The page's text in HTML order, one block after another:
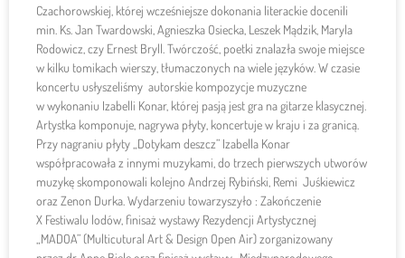
Czachorowskiej, której wcześniejsze dokonania literackie docenili
min. Ks. Jan Twardowski, Agnieszka Osiecka, Leszek Mądzik, Maryla
Rodowicz, czy Ernest Bryll. Twórczość, poetki znalazła swoje miejsce
w kilku tomikach wierszy, tłumaczonych na wiele języków. W czasie
koncertu usłyszeliśmy autorskie kompozycje muzyczne
w wykonaniu Izabelli Konar, której pasją jest gra na gitarze klasycznej.
Artystka komponuje, nagrywa płyty, koncertuje w kraju i za granicą.
Przy nagraniu płyty „Dotykam deszcz” Izabella Konar
współpracowała z innymi muzykami, do trzech pierwszych utworów
muzykę skomponowali kolejno Andrzej Rybiński, Remi Juśkiewicz
oraz Zenon Durka. Wydarzeniu towarzyszyło : Zakończenie
X Festiwalu lodów, finisaż wystawy Rezydencji Artystycznej
„MADOA” (Multicutural Art & Design Open Air) zorganizowany